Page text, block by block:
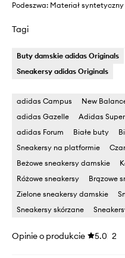
Podeszwa: Materiał syntetyczny
Tagi
Buty damskie adidas Originals
Sneakersy adidas Originals
adidas Campus New
adidas Gazelle
Adidas
adidas Forum
Białe buty
Sneakersy na platformie
Beżowe sneakersy damskie
Różowe sneakersy
Brązowe
Zielone sneakersy damskie
Sneakersy skórzane
Opinie o produkcie 5.0 2